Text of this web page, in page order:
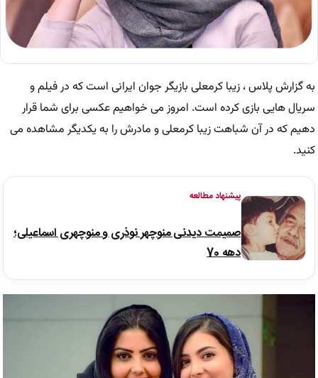
به گزارش پلاس ، زیبا کرمعلی بازیگر جوان ایرانی است که در فیلم و
سریال هایی بازی کرده است. امروز می خواهیم عکسی برای شما قرار
دهیم که در آن شباهت زیبا کرمعلی و مادرش را به یکدیگر مشاهده می
کنید.
پیشنهاد مطالعه
صمیمت دیدنی منوچهر نوذری و منوچهری اسماعیلی؛
دهه 70